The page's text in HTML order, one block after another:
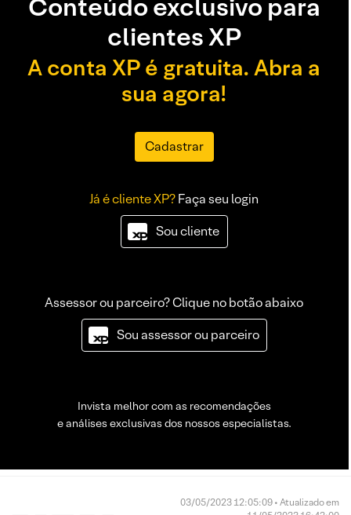
Conteúdo exclusivo para
clientes XP
A conta XP é gratuita. Abra a
sua agora!
Cadastrar
Já é cliente XP?Faça seu login
Sou cliente
Assessor ou parceiro? Clique no botão abaixo
Sou assessor ou parceiro
Invista melhor com as recomendações
e análises exclusivas dos nossos especialistas.
03/05/2023 12:05:09 • Atualizado em